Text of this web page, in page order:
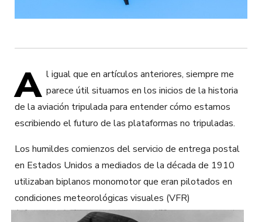
A l igual que en artículos anteriores, siempre me
parece útil situarnos en los inicios de la historia
de la aviación tripulada para entender cómo estamos
escribiendo el futuro de las plataformas no tripuladas.
Los humildes comienzos del servicio de entrega postal
en Estados Unidos a mediados de la década de 1910
utilizaban biplanos monomotor que eran pilotados en
condiciones meteorológicas visuales (VFR)